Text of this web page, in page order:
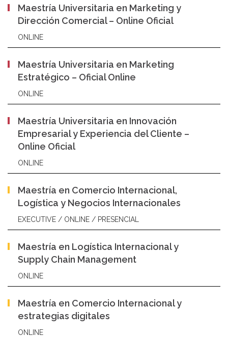
Maestría Universitaria en Marketing y
Dirección Comercial – Online Oficial
ONLINE
Maestría Universitaria en Marketing
Estratégico – Oficial Online
ONLINE
Maestría Universitaria en Innovación
Empresarial y Experiencia del Cliente –
Online Oficial
ONLINE
Maestría en Comercio Internacional,
Logística y Negocios Internacionales
EXECUTIVE / ONLINE / PRESENCIAL
Maestría en Logística Internacional y
Supply Chain Management
ONLINE
Maestría en Comercio Internacional y
estrategias digitales
ONLINE